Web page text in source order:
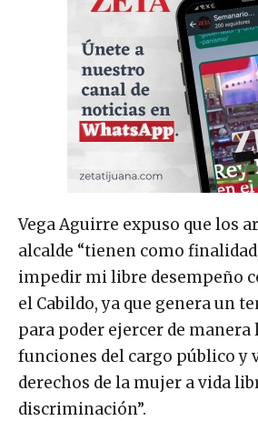
Vega Aguirre expuso que los
alcalde “tienen como
impedir mi libre desempeño
el Cabildo, ya que genera un
para poder ejercer de manera
funciones del cargo público y
derechos de la mujer a vida
discriminación”.